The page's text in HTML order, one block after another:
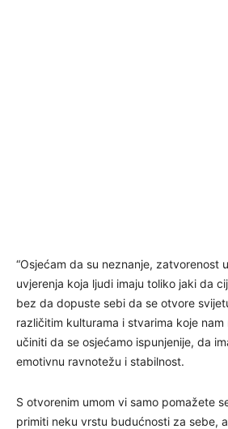
“Osjećam da su neznanje, zatvorenost
uvjerenja koja ljudi imaju toliko jaki da
bez da dopuste sebi da se otvore
različitim kulturama i stvarima koje
učiniti da se osjećamo ispunjenije, da
emotivnu ravnotežu i stabilnost.
S otvorenim umom vi samo pomažete
primiti neku vrstu budućnosti za sebe,